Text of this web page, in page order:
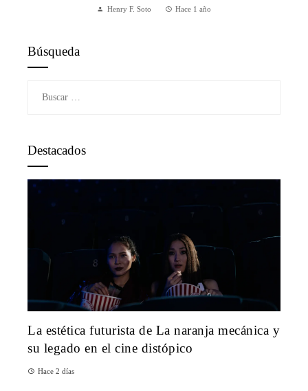
Henry F. Soto Hace 1 año
Búsqueda
Destacados
La estética futurista de La naranja mecánica y
su legado en el cine distópico
Hace 2 días